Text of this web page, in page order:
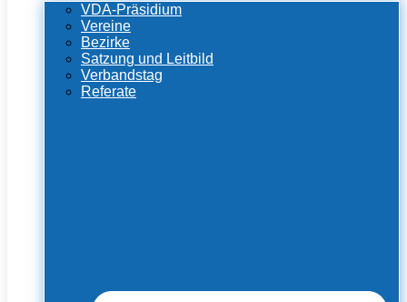
VDA-Präsidium
Vereine
Bezirke
Satzung und Leitbild
Verbandstag
Referate